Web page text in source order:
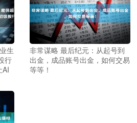
生
行
AI
非常谋略 最后纪元：从起号到
出金，成品账号出金，如何交易
等等！